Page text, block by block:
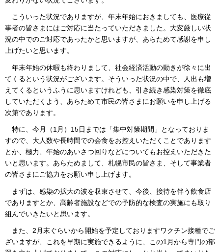
こういった状況でありますが、年末年始におきましても、医療従
事者の皆さまにはご対応に当たっていただきました。大変厳しい状
況の中でのご対応であったかと思いますが、あらためて感謝を申し
上げたいと思います。
年末年始の休暇も終わりまして、社会経済活動の動きが徐々に出
てくるという状況がございます。そういった状況の中で、人出も増
えてくるというふうに思いますけれども、引き続き感染対策を徹底
していただくよう、あらためて市民の皆さまにお願いを申し上げる
次第であります。
特に、今月（1月）15日までは「集中対策期間」となっておりま
すので、大人数や長時間での会食をお控えいただくことであります
とか、極力、年始のあいさつ回りなどについてもお控えいただきた
いと思います。あらためまして、札幌市民の皆さま、そして事業者
の皆さまにご協力をお願い申し上げます。
まずは、感染の拡大の波を収束させて、今後、接待を伴う飲食店
でありますとか、高齢者施設などでの予防的な検査の実施にも取り
組んでいきたいと思います。
また、2月末ぐらいから開始を予定しておりますワクチン接種でご
ざいますが、これを早期に実施できるように、この1月から専門の部